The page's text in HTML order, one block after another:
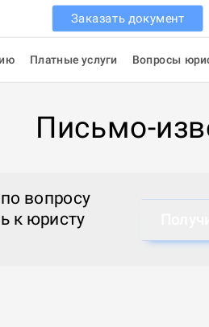
Заказать документ
Платные услуги Вопросы
Письмо-
вопросу
к юристу